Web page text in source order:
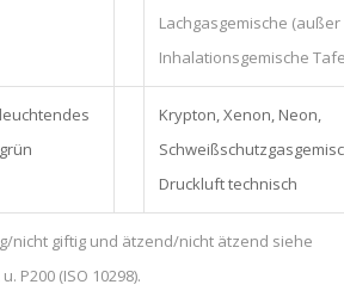
Lachgasgemische (außer
Inhalationsgemische
leuchtendes
grün
Krypton, Xenon, Neon,
Druckluft technisch
nicht giftig und ätzend/nicht ätzend siehe
P200 (ISO 10298).